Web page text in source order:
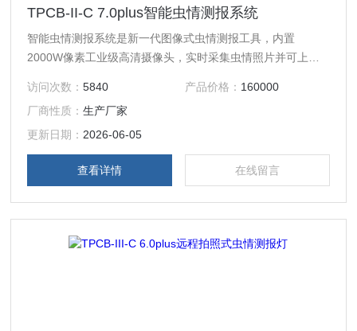
TPCB-II-C 7.0plus智能虫情测报系统
智能虫情测报系统是新一代图像式虫情测报工具，内置
2000W像素工业级高清摄像头，实时采集虫情照片并可上传
预测。可实现无人监管。设有防雨百叶及大雨棚，内置虫雨分
离功能，晴雨天均可工作。
访问次数：5840 产品价格： 160000
厂商性质：生产厂家
更新日期： 2026-06-05
查看详情 在线留言